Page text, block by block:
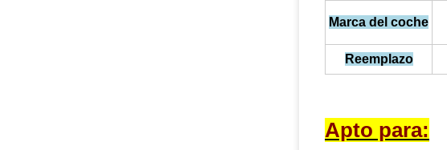
Marca del coche
Reemplazo
Apto para: